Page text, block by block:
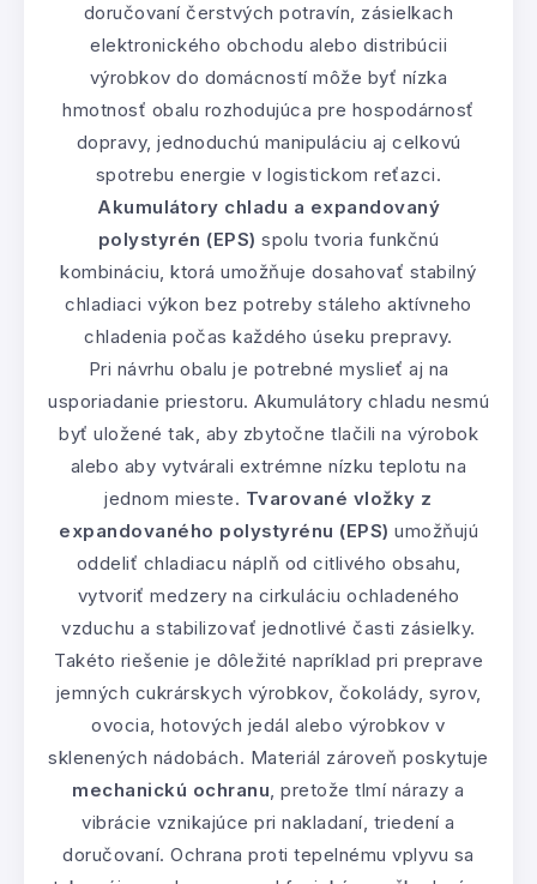
doručovaní čerstvých potravín, zásielkach
elektronického obchodu alebo distribúcii
výrobkov do domácností môže byť nízka
hmotnosť obalu rozhodujúca pre hospodárnosť
dopravy, jednoduchú manipuláciu aj celkovú
spotrebu energie v logistickom reťazci.
Akumulátory chladu a expandovaný
polystyrén (EPS) spolu tvoria funkčnú
kombináciu, ktorá umožňuje dosahovať stabilný
chladiaci výkon bez potreby stáleho aktívneho
chladenia počas každého úseku prepravy.
Pri návrhu obalu je potrebné myslieť aj na
usporiadanie priestoru. Akumulátory chladu nesmú
byť uložené tak, aby zbytočne tlačili na výrobok
alebo aby vytvárali extrémne nízku teplotu na
jednom mieste. Tvarované vložky z
expandovaného polystyrénu (EPS) umožňujú
oddeliť chladiacu náplň od citlivého obsahu,
vytvoriť medzery na cirkuláciu ochladeného
vzduchu a stabilizovať jednotlivé časti zásielky.
Takéto riešenie je dôležité napríklad pri preprave
jemných cukrárskych výrobkov, čokolády, syrov,
ovocia, hotových jedál alebo výrobkov v
sklenených nádobách. Materiál zároveň poskytuje
mechanickú ochranu, pretože tlmí nárazy a
vibrácie vznikajúce pri nakladaní, triedení a
doručovaní. Ochrana proti tepelnému vplyvu sa